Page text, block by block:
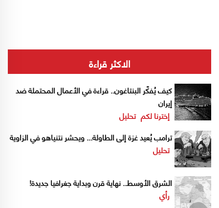
الاكثر قراءة
كيف يُفكّر البنتاغون.. قراءة في الأعمال المحتملة ضد
إيران
إخترنا لكم تحليل
ترامب يُعيد غزة إلى الطاولة... ويحشر نتنياهو في الزاوية
تحليل
الشرق الأوسط.. نهاية قرن وبداية جغرافيا جديدة!
رأي